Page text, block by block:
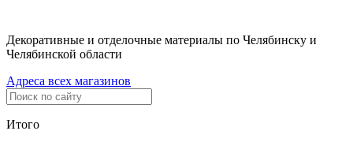
Декоративные и отделочные материалы по Челябинску и
Челябинской области
Адреса всех магазинов
Итого